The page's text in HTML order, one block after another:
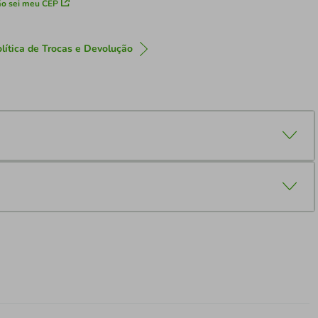
sei meu CEP
de Trocas e Devolução